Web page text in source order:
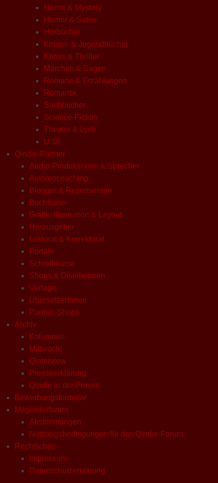
Horror & Mystery
Humor & Satire
Hörbücher
Kinder- & Jugendbücher
Krimis & Thriller
Märchen & Sagen
Romane & Erzählungen
Romantik
Sachbücher
Science-Fiction
Theater & Lyrik
U 18
Qindie-Partner
Audio-Produktionen & Sprecher
Autorencoaching
Blogger & Rezensenten
Buchtrailer
Grafik, Illustration & Layout
Herausgeber
Lektorat & Korrektorat
Portale
Schreibkurse
Shops & Distributoren
Verlage
ÜbersetzerInnen
Partner-Shops
Archiv
Kolumnen
Mittwoch!
Qinterview
Presseerklärung
Qindie in der Presse
Bewerbungsformular
Mitgliederforum
Abstimmungen
Nutzungsbedingungen für das Qindie-Forum
Rechtliches
Impressum
Datenschutzerklärung